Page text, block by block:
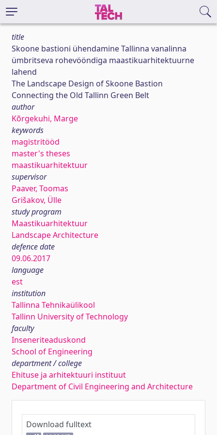
title
Skoone bastioni ühendamine Tallinna vanalinna
ümbritseva rohevööndiga maastikuarhitektuurne
lahend
The Landscape Design of Skoone Bastion
Connecting the Old Tallinn Green Belt
author
Kõrgekuhi, Marge
keywords
magistritööd
master's theses
maastikuarhitektuur
supervisor
Paaver, Toomas
Grišakov, Ülle
study program
Maastikuarhitektuur
Landscape Architecture
defence date
09.06.2017
language
est
institution
Tallinna Tehnikaülikool
Tallinn University of Technology
faculty
Inseneriteaduskond
School of Engineering
department / college
Ehituse ja arhitektuuri instituut
Department of Civil Engineering and Architecture
Download fulltext